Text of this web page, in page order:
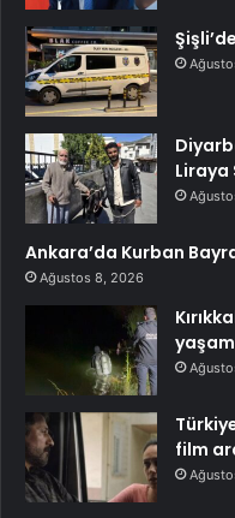
Liraya
Ankara’da Kurban
Ağustos 8, 2026
film